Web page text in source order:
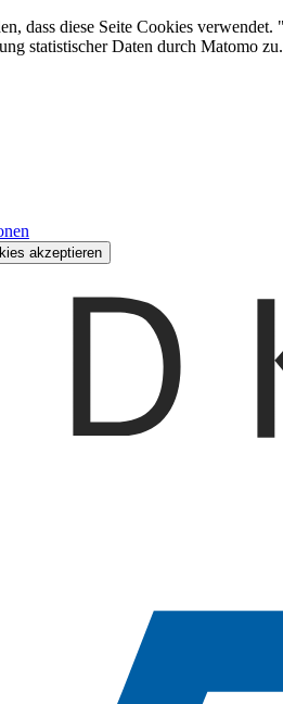
dass diese Seite Cookies
statistischer Daten durch Matomo
akzeptieren